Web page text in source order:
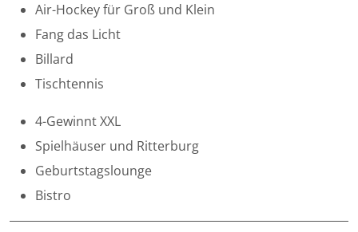
Air-Hockey für Groß und Klein
Fang das Licht
Billard
Tischtennis
4-Gewinnt XXL
Spielhäuser und Ritterburg
Geburtstagslounge
Bistro